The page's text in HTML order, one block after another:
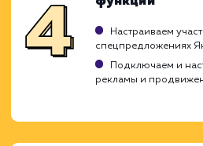
площадку. Мы
возможностей
достижения этих целей.